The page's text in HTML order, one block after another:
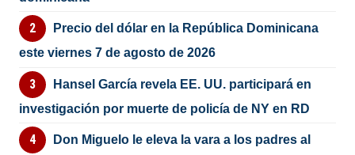
Precio del dólar en la República Dominicana
este viernes 7 de agosto de 2026
Hansel García revela EE. UU. participará en
investigación por muerte de policía de NY en RD
Don Miguelo le eleva la vara a los padres al